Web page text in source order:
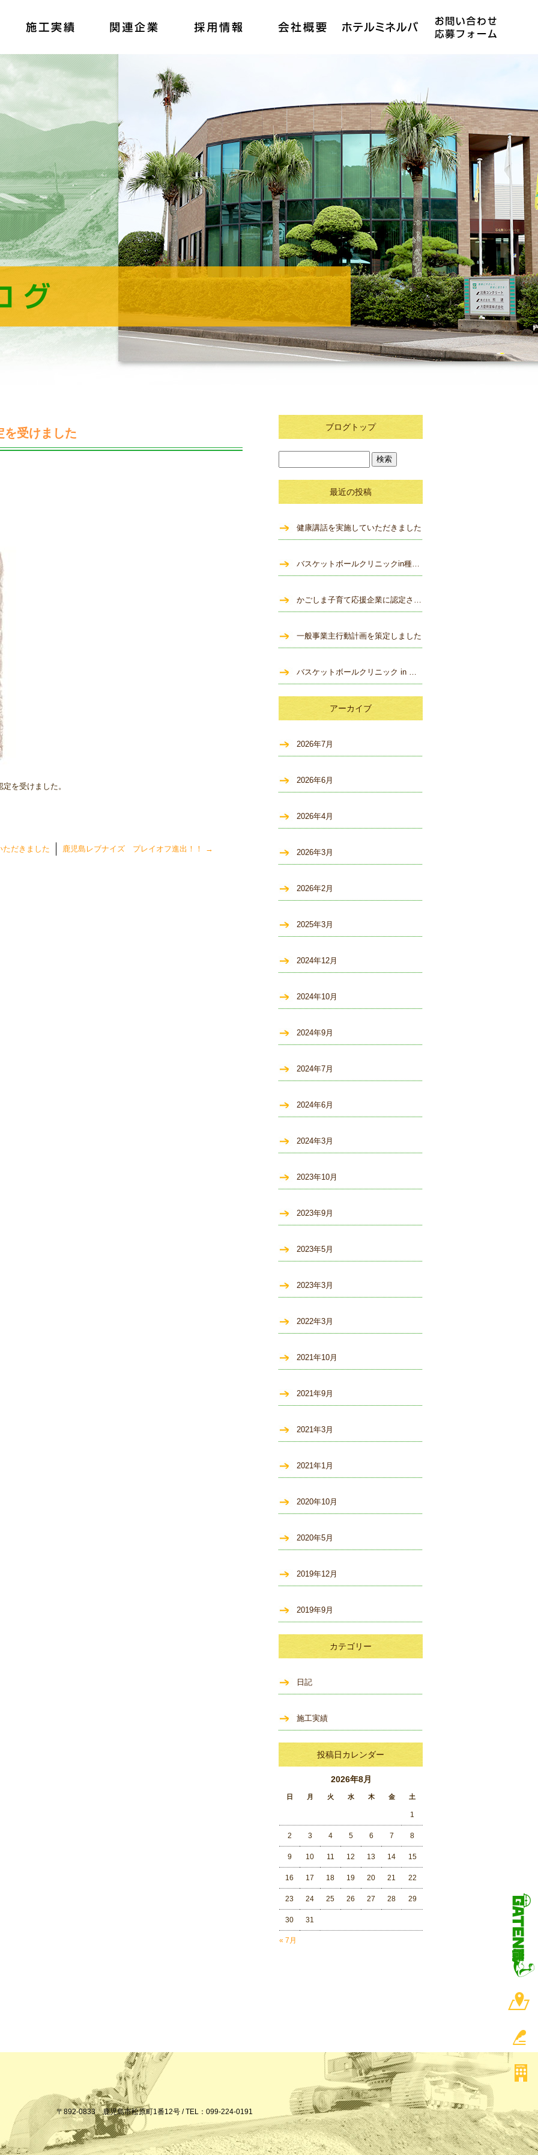
を受けました
を受けました。
ただきました 鹿児島レブナイズ プレイオフ進出！！ →
ブログトップ
最近の投稿
健康講話を実施していただきました
バスケットボールクリニックin種子島 開催！
かごしま子育て応援企業に認定されました
一般事業主行動計画を策定しました
バスケットボールクリニック in 種子島 開催のお知らせ
アーカイブ
2026年7月
2026年6月
2026年4月
2026年3月
2026年2月
2025年3月
2024年12月
2024年10月
2024年9月
2024年7月
2024年6月
2024年3月
2023年10月
2023年9月
2023年5月
2023年3月
2022年3月
2021年10月
2021年9月
2021年3月
2021年1月
2020年10月
2020年5月
2019年12月
2019年9月
カテゴリー
日記
施工実績
投稿日カレンダー
2026年8月
日 月 火 水 木 金 土
« 7月
1
2 3 4 5 6 7 8
9 10 11 12 13 14 15
16 17 18 19 20 21 22
23 24 25 26 27 28 29
30 31
〒892-0833 鹿児島市松原町1番12号 / TEL：099-224-0191